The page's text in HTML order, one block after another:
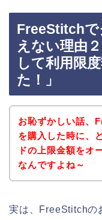
FreeStitchで
えない理由
して利用限
た！」
お恥ずかしい話、
を購入した時に、
ドの上限金額をオ
なんですよね～
実は、FreeStitchの